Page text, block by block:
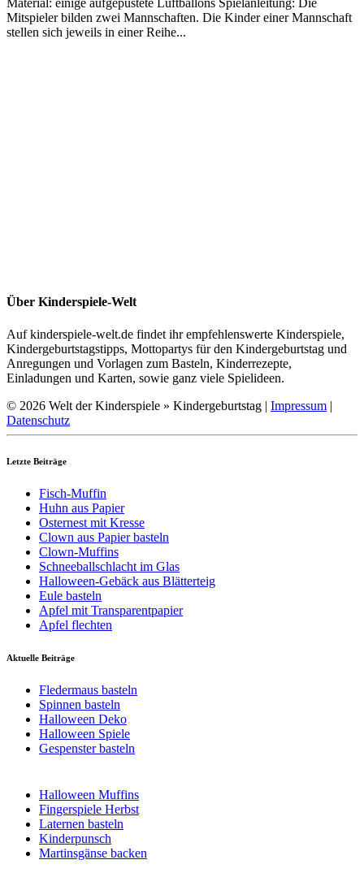
Material: einige aufgepustete Luftballons Spielanleitung: Die
Mitspieler bilden zwei Mannschaften. Die Kinder einer Mannschaft
stellen sich jeweils in einer Reihe...
Über Kinderspiele-Welt
Auf kinderspiele-welt.de findet ihr empfehlenswerte Kinderspiele,
Kindergeburtstagstipps, Mottopartys für den Kindergeburtstag und
Anregungen und Vorlagen zum Basteln, Kinderrezepte,
Einladungen und Karten, sowie ganz viele Spielideen.
© 2026 Welt der Kinderspiele » Kindergeburtstag | Impressum |
Datenschutz
Letzte Beiträge
Fisch-Muffin
Huhn aus Papier
Osternest mit Kresse
Clown aus Papier basteln
Clown-Muffins
Schneeballschlacht im Glas
Halloween-Gebäck aus Blätterteig
Eule basteln
Apfel mit Transparentpapier
Apfel flechten
Aktuelle Beiträge
Fledermaus basteln
Spinnen basteln
Halloween Deko
Halloween Spiele
Gespenster basteln
Halloween Muffins
Fingerspiele Herbst
Laternen basteln
Kinderpunsch
Martinsgänse backen